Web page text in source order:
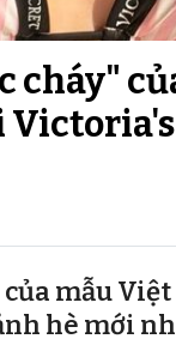
cháy"
mẫu
hè mới